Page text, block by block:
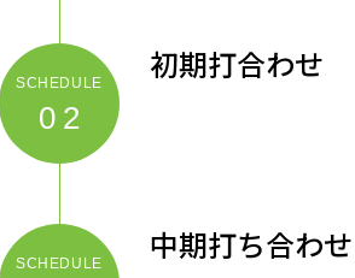
02
初期打合わせ
中期打ち合わ